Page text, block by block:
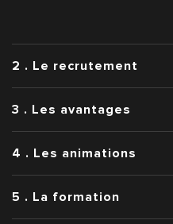
2 . Le recrutement
3 . Les avantages
4 . Les animations
5 . La formation